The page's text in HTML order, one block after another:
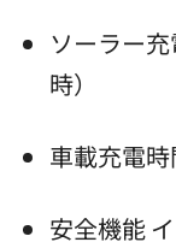
ソーラー
時）
車載充電時
安全機能